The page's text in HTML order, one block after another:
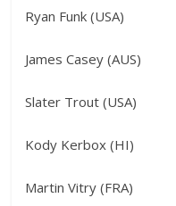
Ryan Funk (USA)
James Casey (AUS)
Slater Trout (USA)
Kody Kerbox (HI)
Martin Vitry (FRA)